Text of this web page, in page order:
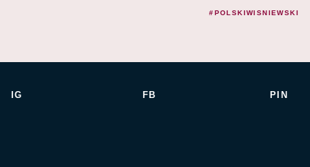
#POLSKIWISNIEWSKI
IG FB PIN